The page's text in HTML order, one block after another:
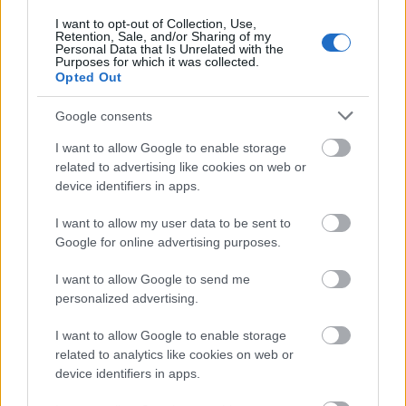
I want to opt-out of Collection, Use,
Retention, Sale, and/or Sharing of my
Personal Data that Is Unrelated with the
Purposes for which it was collected.
Opted Out
Google consents
I want to allow Google to enable storage
related to advertising like cookies on web or
device identifiers in apps.
I want to allow my user data to be sent to
Google for online advertising purposes.
I want to allow Google to send me
personalized advertising.
I want to allow Google to enable storage
related to analytics like cookies on web or
device identifiers in apps.
Stern doktor félmondatokban elmotyogott
háttértörténete alapján éles váltásokkal járja végig
alig megérlelt karakterívét, pedig a különleges
őszinte testvériséggel menekítő figurát ezernyi
előképről lehetett volna másolni - ha máshonnan
Cuarón-klasszikusból. Igaz, ez sok tekintetben a
színészi játékon is csúszik el. Feltételezem, Merab
Ninidze szerepeltetése nem egy bátor alkotói döntés,
hanem a német koprodukciós partner feltétele volt,